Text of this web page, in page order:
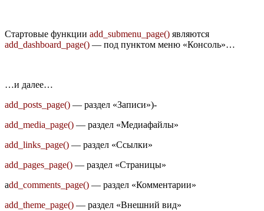
Стартовые функции add_submenu_page() являются
add_dashboard_page() — под пунктом меню «Консоль»…
…и далее…
add_posts_page() — раздел «Записи»)-
add_media_page() — раздел «Медиафайлы»
add_links_page() — раздел «Ссылки»
add_pages_page() — раздел «Страницы»
add_comments_page() — раздел «Комментарии»
add_theme_page() — раздел «Внешний вид»